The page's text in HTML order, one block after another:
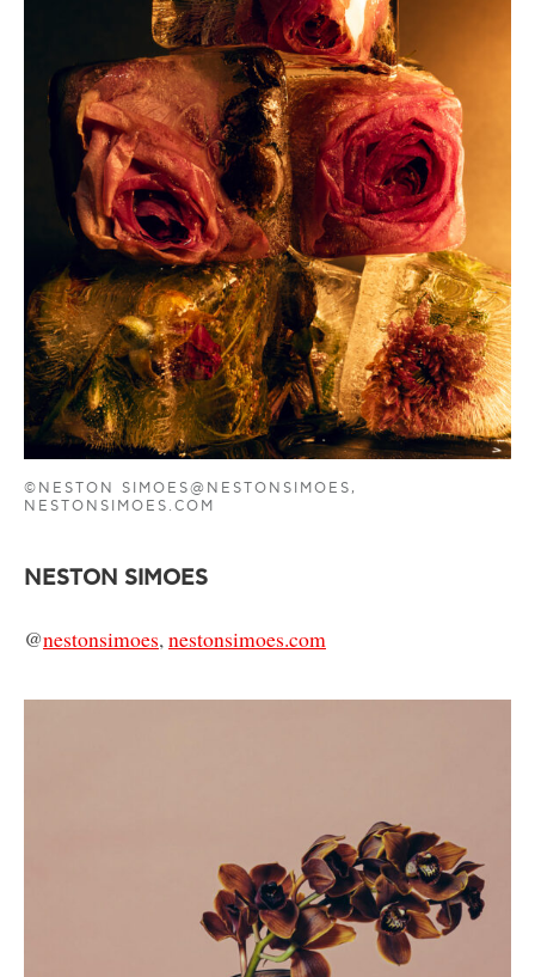
©NESTON SIMOES@NESTONSIMOES,
NESTONSIMOES.COM
NESTON SIMOES
@nestonsimoes, nestonsimoes.com